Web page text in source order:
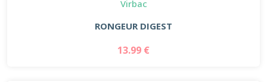
Virbac
RONGEUR DIGEST
13.99 €